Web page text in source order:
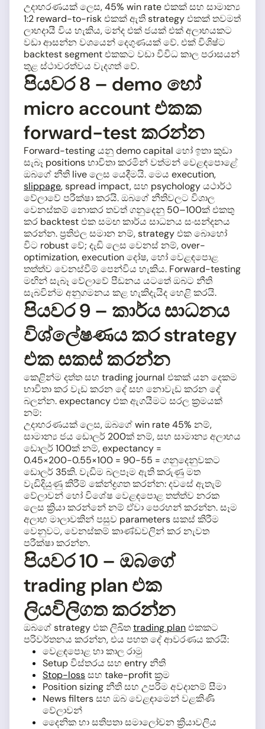
උදාහරණයක් ලෙස, 45% win rate එකක් සහ සාමාන්‍ය
1:2 reward-to-risk එකක් ඇති strategy එකක් තවමත්
ලාභදායී විය හැකිය, මන්ද එක් ජයක් එක් අලාභයකට
වඩා ආසන්න වශයෙන් දෙගුණයක් වේ. එක් විශිෂ්ට
backtest segment එකකට වඩා විවිධ කාල පරාසයන්
තුළ ස්ථාවරත්වය වැදගත් වේ.
පියවර 8 – demo හෝ
micro account එකක
forward-test කරන්න
Forward-testing යනු demo capital හෝ ඉතා කුඩා
සැබෑ positions භාවිතා කරමින් වත්මන් වෙළඳපොළේ
ඔබගේ නීති live ලෙස යෙදීමයි. මෙය execution,
slippage, spread impact, සහ psychology යථාර්ථ
වේලාවේ පරීක්ෂා කරයි. ඔබගේ නීතිවලට විශාල
වෙනස්කම් නොකර තවත් ගනුදෙනු 50–100ක් එකතු
කර backtest එක සමඟ කාර්ය සාධනය සංසන්දනය
කරන්න. ප්‍රතිඵල සමාන නම්, strategy එක බොහෝ
විට robust වේ; දැඩි ලෙස වෙනස් නම්, over-
optimization, execution දෝෂ, හෝ වෙළඳපොළ
තත්ත්ව වෙනස්වීම් පෙන්විය හැකිය. Forward-testing
මඟින් සැබෑ වේලාවේ පීඩනය යටතේ ඔබට නීති
සැබවින්ම අනුගමනය කළ හැකිදැයිද හෙළි කරයි.
පියවර 9 – කාර්ය සාධනය
විශ්ලේෂණය කර strategy
එක සකස් කරන්න
කෙළින්ම දත්ත සහ trading journal එකක් යන දෙකම
භාවිතා කර වැඩ කරන දේ සහ නොවැඩ කරන දේ
බලන්න. expectancy එක ඇගයීමට සරල ක්‍රමයක්
නම්:
උදාහරණයක් ලෙස, ඔබගේ win rate 45% නම්,
සාමාන්‍ය ජය ඩොලර් 200ක් නම්, සහ සාමාන්‍ය අලාභය
ඩොලර් 100ක් නම්, expectancy =
0.45×200−0.55×100 = 90−55 = ගනුදෙනුවකට
ඩොලර් 35කි. වැඩිම බලපෑම ඇති කරුණු මත
වැඩිදියුණු කිරීම් කේන්ද්‍රගත කරන්න: දවසේ ඇතැම්
වේලාවන් හෝ විශේෂ වෙළඳපොළ තත්ත්ව නරක
ලෙස ක්‍රියා කරන්නේ නම් ඒවා පෙරහන් කරන්න. සෑම
අලාභ මාලාවකින් පසුව parameters සකස් කිරීම
වෙනුවට, වෙනස්කම් කාණ්ඩවලින් කර නැවත
පරීක්ෂා කරන්න.
පියවර 10 – ඔබගේ
trading plan එක
ලියවිලිගත කරන්න
ඔබගේ strategy එක ලිඛිතtrading planඑකකට
පරිවර්තනය කරන්න, එය පහත දේ ආවරණය කරයි:
වෙළඳපොළ හා කාල රාමු
Setup විස්තරය සහ entry නීති
Stop-lossසහ take-profit ක්‍රම
Position sizing නීති සහ උපරිම අවදානම් සීමා
News filters සහ ඔබ වෙළඳාමෙන් වළකිණි
වේලාවන්
දෛනික හා සතිපතා සමාලෝචන ක්‍රියාවලිය